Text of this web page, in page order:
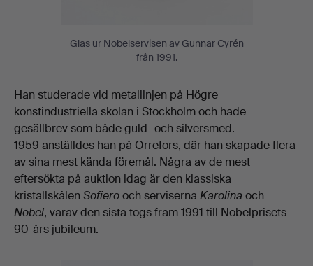
Glas ur Nobelservisen av Gunnar Cyrén
från 1991.
Han studerade vid metallinjen på Högre
konstindustriella skolan i Stockholm och hade
gesällbrev som både guld- och silversmed.
1959 anställdes han på Orrefors, där han skapade flera
av sina mest kända föremål. Några av de mest
eftersökta på auktion idag är den klassiska
kristallskålen Sofierooch serviserna Karolina och
Nobel, varav den sista togs fram 1991 till Nobelprisets
90-års jubileum.